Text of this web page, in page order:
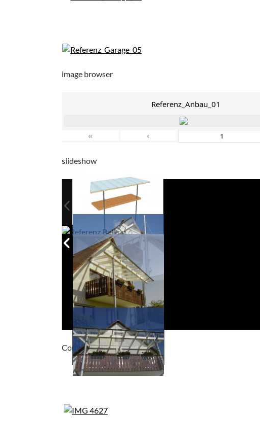
image browser
Referenz_Anbau_01
« ‹
slideshow
Compackt album